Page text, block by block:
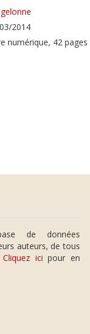
2014
numérique, 42 pages
de données
auteurs, de tous
Cliquez ici pour en